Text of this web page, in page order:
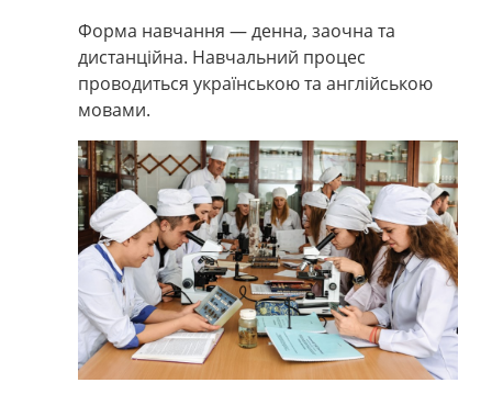
Форма навчання —денна, заочна та
дистанційна. Навчальний процес
проводиться українською та англійською
мовами.